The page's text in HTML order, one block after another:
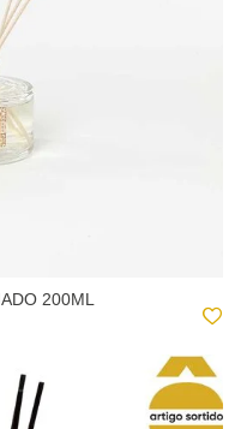
200ML